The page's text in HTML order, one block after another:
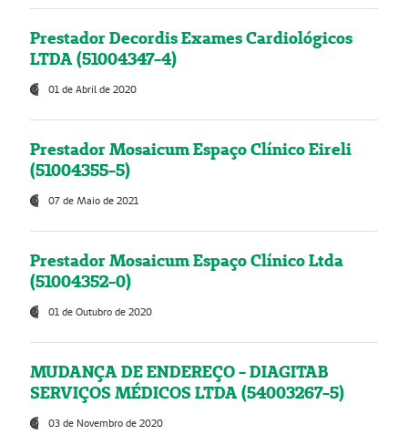
Prestador Decordis Exames Cardiológicos
LTDA (51004347-4)
01 de Abril de 2020
Prestador Mosaicum Espaço Clínico Eireli
(51004355-5)
07 de Maio de 2021
Prestador Mosaicum Espaço Clínico Ltda
(51004352-0)
01 de Outubro de 2020
MUDANÇA DE ENDEREÇO - DIAGITAB
SERVIÇOS MÉDICOS LTDA (54003267-5)
03 de Novembro de 2020